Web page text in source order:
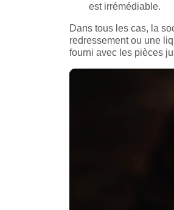
est irrémédiable.
Dans tous les cas, la
redressement ou une
fourni avec les pièces